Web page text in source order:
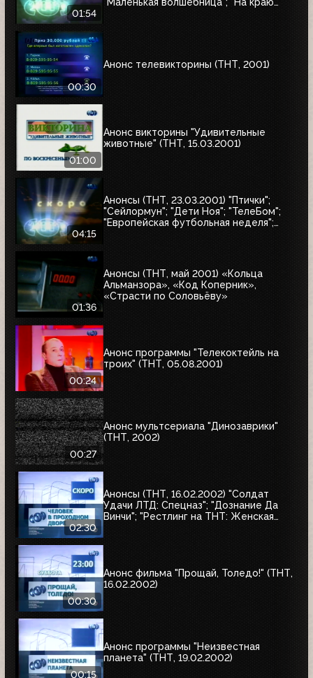
01:54
00:30
Анонс телевикторины (ТНТ, 2001)
01:00
Анонс викторины "Удивительные
животные" (ТНТ, 15.03.2001)
04:15
Анонсы (ТНТ, 23.03.2001) "Птички";
"Сейлормун"; "Дети Ноя"; "ТелеБом";
"Европейская футбольная неделя";
01:36
Анонсы (ТНТ, май 2001) «Кольца
Альманзора», «Код Коперник»,
«Страсти по Соловьёву»
00:24
Анонс программы "Телекоктейль на
троих" (ТНТ, 05.08.2001)
00:27
Анонс мультсериала "Динозаврики"
(ТНТ, 2002)
02:30
Анонсы (ТНТ, 16.02.2002) "Солдат
Удачи ЛТД: Спецназ"; "Дознание Да
Винчи"; "Рестлинг на ТНТ: Женская
00:30
Анонс фильма "Прощай, Толедо!" (ТНТ,
16.02.2002)
00:15
Анонс программы "Неизвестная
планета" (ТНТ, 19.02.2002)